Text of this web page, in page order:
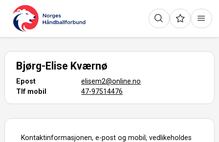
Bjørg-Elise Kværnø
Epost
elisem2@online.no
Tlf mobil
47-97514476
Kontaktinformasjonen, e-post og mobil, vedlikeholdes